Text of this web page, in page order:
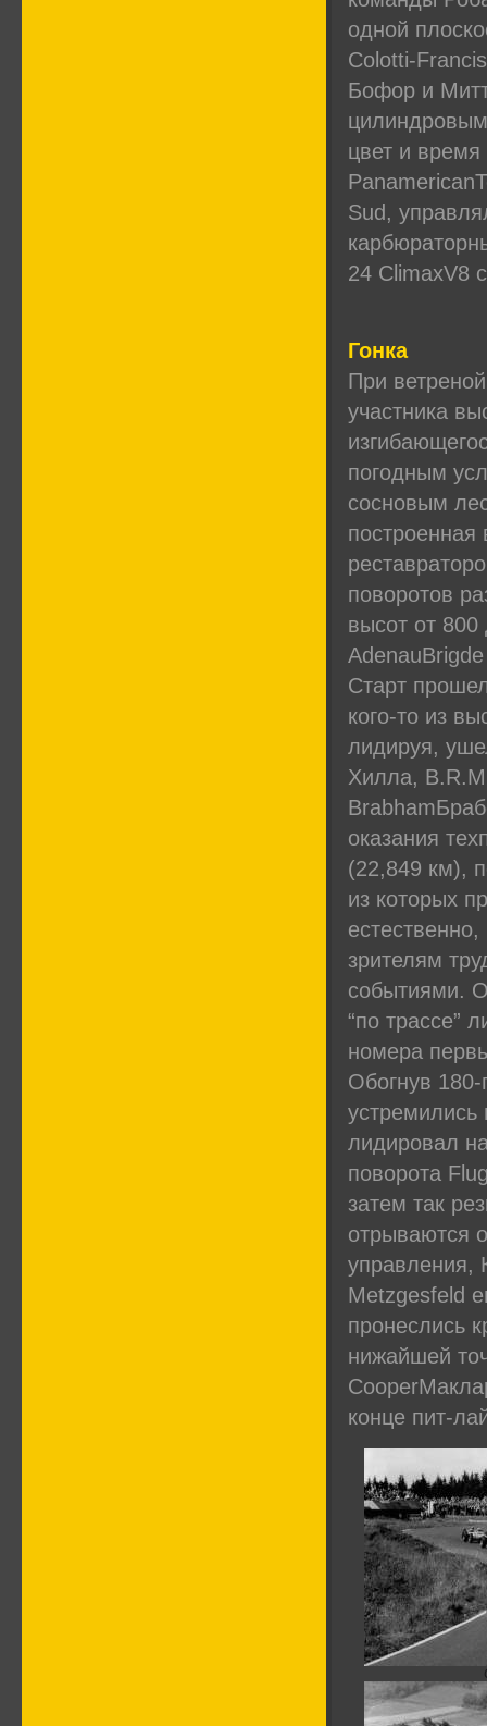
одной
Colotti-
Бофор и
цвет и
Sud,
24 ClimaxV8
Гонка
При
участника
погодным
сосновым
построенная
поворотов
высот от
Старт
кого-то из
лидируя,
Хилла,
оказания
(22,849 км),
из которых
зрителям
событиями.
“по трассе”
номера
Обогнув
устремились
лидировал
поворота
затем так
отрываются
управления,
Metzgesfeld
пронеслись
нижайшей
конце пит-